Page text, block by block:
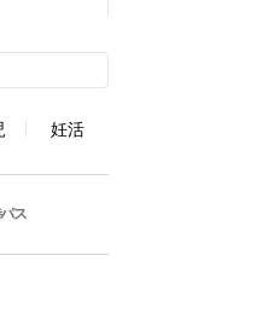
妊活
ス